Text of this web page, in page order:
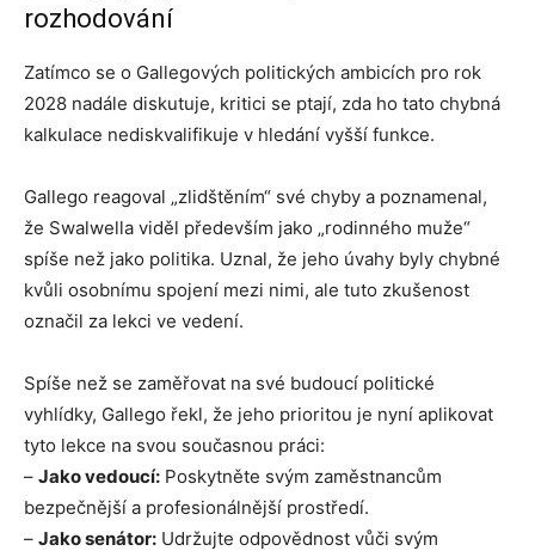
rozhodování
Zatímco se o Gallegových politických ambicích pro rok
2028 nadále diskutuje, kritici se ptají, zda ho tato chybná
kalkulace nediskvalifikuje v hledání vyšší funkce.
Gallego reagoval „zlidštěním“ své chyby a poznamenal,
že Swalwella viděl především jako „rodinného muže“
spíše než jako politika. Uznal, že jeho úvahy byly chybné
kvůli osobnímu spojení mezi nimi, ale tuto zkušenost
označil za lekci ve vedení.
Spíše než se zaměřovat na své budoucí politické
vyhlídky, Gallego řekl, že jeho prioritou je nyní aplikovat
tyto lekce na svou současnou práci:
– Jako vedoucí: Poskytněte svým zaměstnancům
bezpečnější a profesionálnější prostředí.
– Jako senátor: Udržujte odpovědnost vůči svým